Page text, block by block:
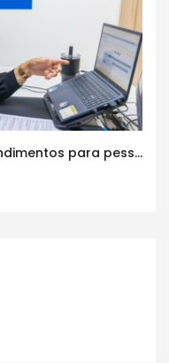
Meu SUS Digital amplia teleatendimentos para pessoas com problemas com jogos e apostas